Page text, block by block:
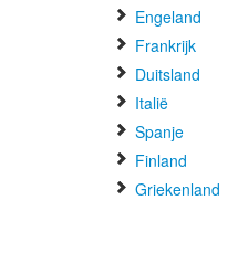
Engeland
Frankrijk
Duitsland
Italië
Spanje
Finland
Griekenland